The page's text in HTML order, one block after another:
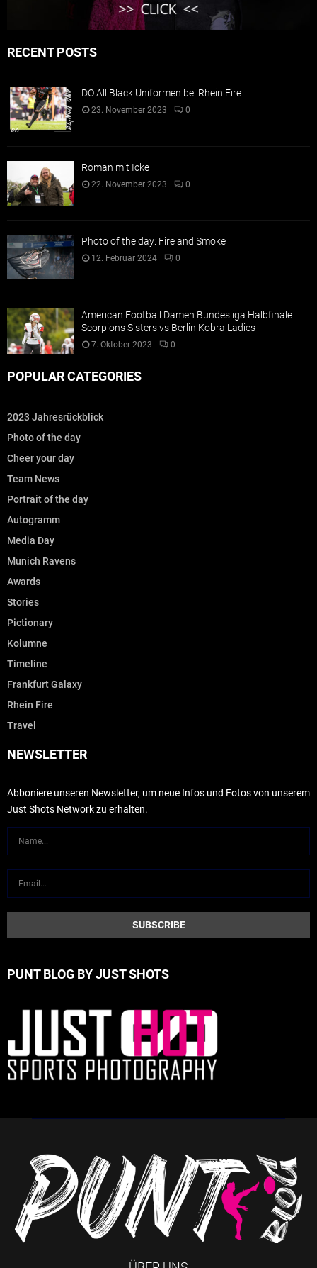
RECENT POSTS
DO All Black Uniformen bei Rhein Fire
23. November 2023 0
Roman mit Icke
22. November 2023 0
Photo of the day: Fire and Smoke
12. Februar 2024 0
American Football Damen Bundesliga Halbfinale
Scorpions Sisters vs Berlin Kobra Ladies
7. Oktober 2023 0
POPULAR CATEGORIES
2023 Jahresrückblick
Photo of the day
Cheer your day
Team News
Portrait of the day
Autogramm
Media Day
Munich Ravens
Awards
Stories
Pictionary
Kolumne
Timeline
Frankfurt Galaxy
Rhein Fire
Travel
NEWSLETTER
Abboniere unseren Newsletter, um neue Infos und Fotos von unserem
Just Shots Network zu erhalten.
PUNT BLOG BY JUST SHOTS